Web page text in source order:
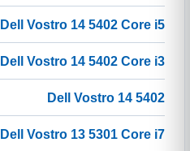
Dell Vostro 14 5402 Core i5
Dell Vostro 14 5402 Core i3
Dell Vostro 14 5402
Dell Vostro 13 5301 Core i7